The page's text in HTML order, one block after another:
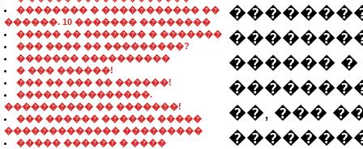
�������� � ����������� ��
������. 10 ������� ��������
����� �� ������� � �������
��� ���� �� ���������?
������� ����������
� ��� ������!
��� �� ��� �� ������!
���������������.
���������� �� �������!
��� ������ ������ �����
������������� ���������
����� ������ � ����
������
��, ���